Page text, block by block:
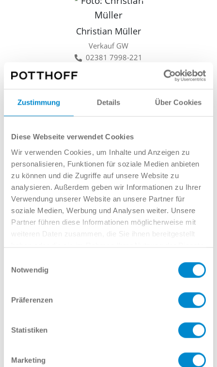
Zustimmung Details Über Cookies
Diese Webseite verwendet Cookies
Wir verwenden Cookies, um Inhalte und Anzeigen zu
personalisieren, Funktionen für soziale Medien anbieten
zu können und die Zugriffe auf unsere Website zu
analysieren. Außerdem geben wir Informationen zu Ihrer
Verwendung unserer Website an unsere Partner für
soziale Medien, Werbung und Analysen weiter. Unsere
Partner führen diese Informationen möglicherweise mit
weiteren Daten zusammen, die Sie ihnen bereitgestellt
haben oder die sie im Rahmen Ihrer Nutzung der Dienste
Notwendig
Präferenzen
Statistiken
Marketing
Christian Müller
Verkauf GW
02381 7998-221
Lars Linkamp
Verkauf GW
02381 7998-522
llinkamp@potthoff.de
Oder gern direkt per Mail oder
Telefon:
E-Mail